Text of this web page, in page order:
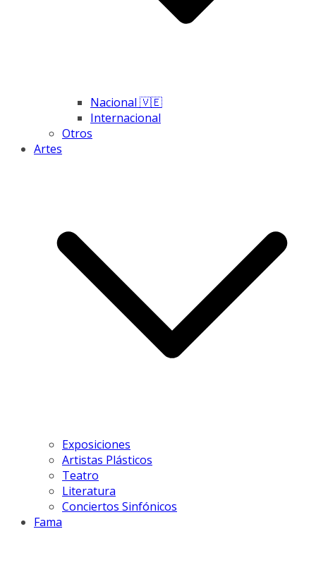
Nacional 🇻🇪
Internacional
Otros
Artes
Exposiciones
Artistas Plásticos
Teatro
Literatura
Conciertos Sinfónicos
Fama